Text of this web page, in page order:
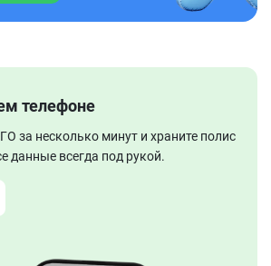
телефоне
за несколько минут и храните полис
данные всегда под рукой.